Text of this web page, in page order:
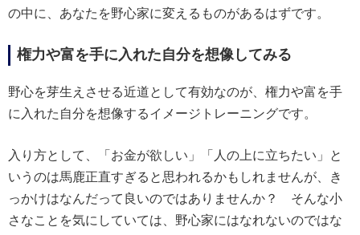
の中に、あなたを野心家に変えるものがあるはずです。
権力や富を手に入れた自分を想像してみる
野心を芽生えさせる近道として有効なのが、権力や富を手
に入れた自分を想像するイメージトレーニングです。
入り方として、「お金が欲しい」「人の上に立ちたい」と
いうのは馬鹿正直すぎると思われるかもしれませんが、き
っかけはなんだって良いのではありませんか？ そんな小
さなことを気にしていては、野心家にはなれないのではな